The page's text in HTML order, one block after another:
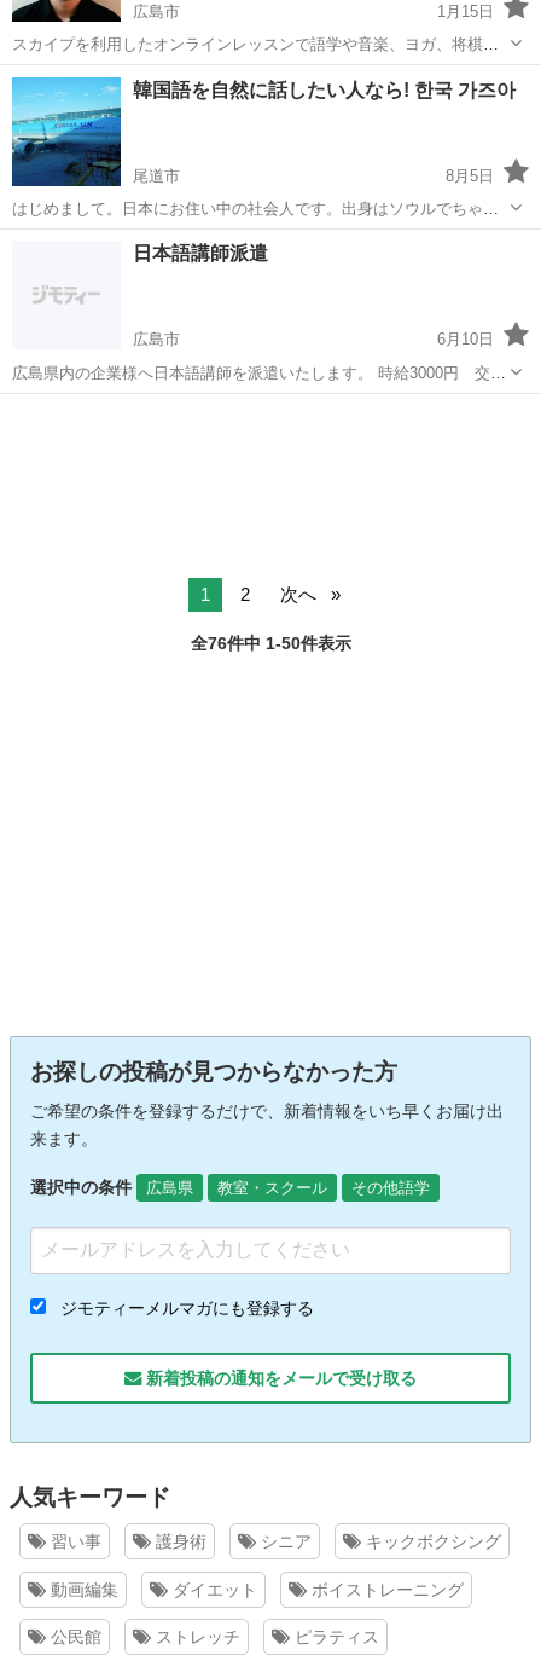
広島市
1月15日
スカイプを利用したオンラインレッスンで語学や音楽、ヨガ、将棋な
どさまざまなカテゴリーのレッスンが世界のどこにいても受講できる
「カフェトーク」です。 フランス語に興味がある方、しっかり勉強し
たい方、生活で必要な方、カフェ...
広島 広島市 フランス語 オンライン
韓国語を自然に話したい人なら! 한국 가즈아
尾道市
8月5日
はじめまして。日本にお住い中の社会人です。出身はソウルでちゃん
と標準語を教えたいと思います。 ご興味がある方は下記を参考して気
軽にお問い合わせください。 レッスン方法:お選びいただけます (オ
ンライン):ZOOM ...
尾道市 韓国語 オンライン
日本語講師派遣
広島市
6月10日
広島県内の企業様へ日本語講師を派遣いたします。 時給3000円 交通
費別途 （遠方の場合別途経費） 曜日、時間等ご指定ください。 ※ご
1 2 次へ
全76件中 1-50件表示
お探しの投稿が見つからなかった方
ご希望の条件を登録するだけで、新着情報をいち早くお届け出
来ます。
選択中の条件 広島県 教室・スクール その他語学
ジモティーメルマガにも登録する
新着投稿の通知をメールで受け取る
人気キーワード
習い事 護身術 シニア キックボクシング
動画編集 ダイエット ボイストレーニング
公民館 ストレッチ ピラティス